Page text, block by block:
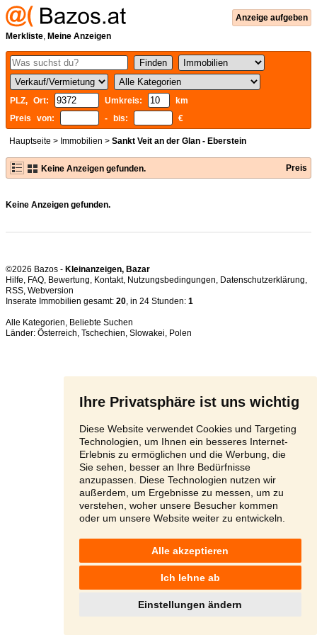
Ihre Privatsphäre ist uns wichtig
Diese Website verwendet Cookies und Targeting
Technologien, um Ihnen ein besseres Internet-
Erlebnis zu ermöglichen und die Werbung, die
Sie sehen, besser an Ihre Bedürfnisse
anzupassen. Diese Technologien nutzen wir
außerdem, um Ergebnisse zu messen, um zu
verstehen, woher unsere Besucher kommen
oder um unsere Website weiter zu entwickeln.
Alle akzeptieren
Ich lehne ab
Einstellungen ändern
Anzeige aufgeben
Merkliste, Meine Anzeigen
PLZ, Ort: Umkreis:
km
Preis von:
- bis: €
Hauptseite > Immobilien > Sankt Veit an der Glan - Eberstein
Keine Anzeigen gefunden. Preis
Keine Anzeigen gefunden.
©2026 Bazos - Kleinanzeigen, Bazar
Hilfe, FAQ, Bewertung, Kontakt, Nutzungsbedingungen, Datenschutzerklärung,
RSS,
Inserate Immobilien gesamt: 20, in 24 Stunden: 1
Alle Kategorien, Beliebte Suchen
Länder: Österreich, Tschechien, Slowakei, Polen